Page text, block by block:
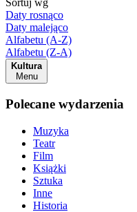
Sortuj wg
Daty rosnąco
Daty malejąco
Alfabetu (A-Z)
Alfabetu (Z-A)
Kultura
Menu
Polecane wydarzenia
Muzyka
Teatr
Film
Książki
Sztuka
Inne
Historia